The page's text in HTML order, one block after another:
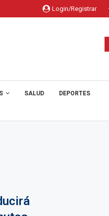
Login/Registrar
SALUD DEPORTES